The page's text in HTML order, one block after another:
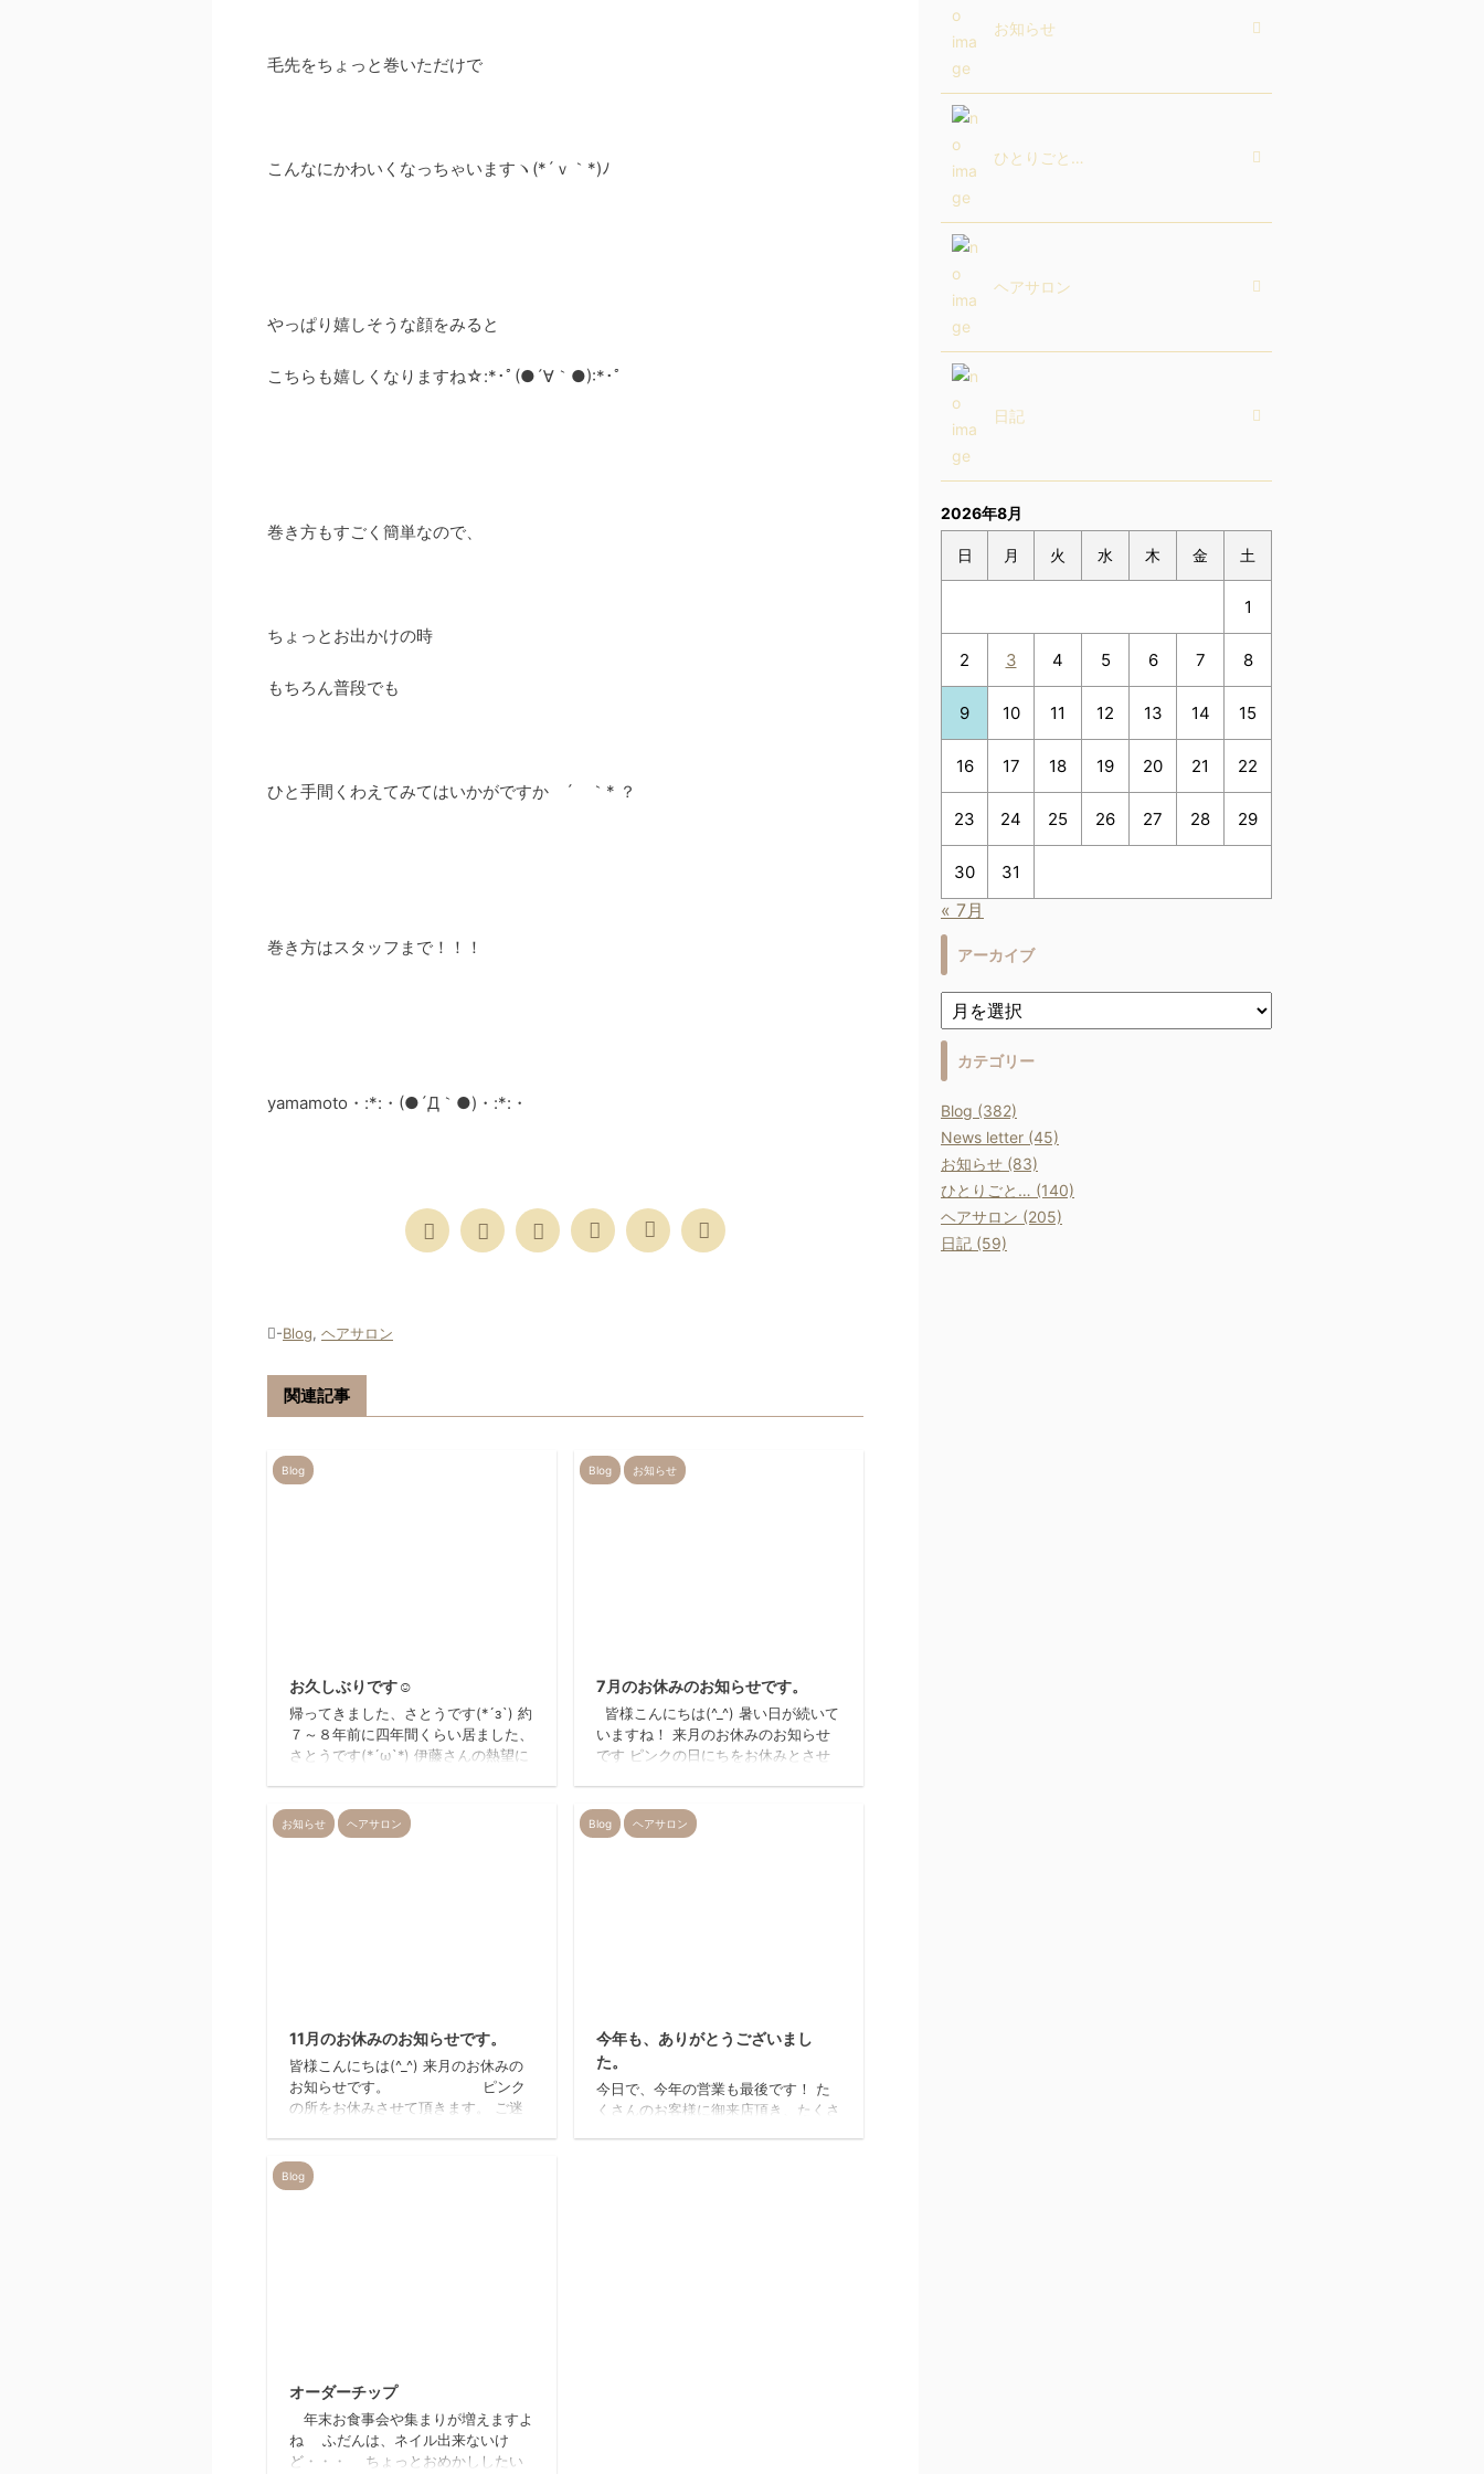
毛先をちょっと巻いただけで
こんなにかわいくなっちゃいますヽ(*´ｖ｀*)ﾉ
やっぱり嬉しそうな顔をみると
こちらも嬉しくなりますね☆:*･ﾟ(●´∀｀●):*･ﾟ
巻き方もすごく簡単なので、
ちょっとお出かけの時
もちろん普段でも
ひと手間くわえてみてはいかがですか ´ ｀* ？
巻き方はスタッフまで！！！
yamamoto・:*:・(●´Д｀●)・:*:・
-Blog, ヘアサロン
関連記事
Blog
お久しぶりです☺
帰ってきました、さとうです(*´з`) 約
７～８年前に四年間くらい居ました、
さとうです(*´ω`*) 伊藤さんの熱望に
♥
Blog お知らせ
7月のお休みのお知らせです。
皆様こんにちは(^_^) 暑い日が続いて
いますね！ 来月のお休みのお知らせ
です ピンクの日にちをお休みとさせ
ます。 美容室REIR
お知らせ ヘアサロン
11月のお休みのお知らせです。
皆様こんにちは(^_^) 来月のお休みの
お知らせです。 ピンク
の所をお休みさせて頂きます。 ご迷
容室REIR…
Blog ヘアサロン
今年も、ありがとうございまし
た。
今日で、今年の営業も最後です！ た
くさんのお客様に御来店頂き、たくさ
Blog
オーダーチップ
年末お食事会や集まりが増えますよ
ね ふだんは、ネイル出来ないけ
ど・・・ ちょっとおめかししたい
お知らせ
ひとりごと…
ヘアサロン
日記
2026年8月
日 月 火 水 木 金 土
1
2 3 4 5 6 7 8
9 10 11 12 13 14 15
16 17 18 19 20 21 22
23 24 25 26 27 28 29
30 31
« 7月
アーカイブ
カテゴリー
Blog (382)
News letter (45)
お知らせ (83)
ひとりごと… (140)
ヘアサロン (205)
日記 (59)